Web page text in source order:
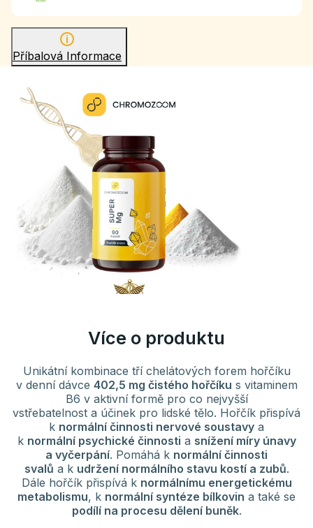
Příbalová Informace
Více o produktu
Unikátní kombinace tří chelátových forem hořčíku
v denní dávce 402,5 mg čistého hořčíku s vitaminem
B6 v aktivní formě pro co nejvyšší
vstřebatelnost a účinek pro lidské tělo. Hořčík přispívá
k normální činnosti nervové soustavy a
k normální psychické činnosti a snížení míry únavy
a vyčerpání. Pomáhá k normální činnosti
svalů a k udržení normálního stavu kostí a zubů.
Dále hořčík přispívá k normálnímu energetickému
metabolismu, k normální syntéze bílkovin a také se
podílí na procesu dělení buněk.